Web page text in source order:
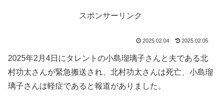
スポンサーリンク
2025.02.04 2025.02.05
2025年2月4日にタレントの小島瑠璃子さんと夫である北
村功太さんが緊急搬送され、北村功太さんは死亡、小島瑠
璃子さんは軽症であると報道がありました。